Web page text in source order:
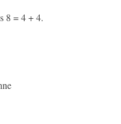
= 4 + 4.